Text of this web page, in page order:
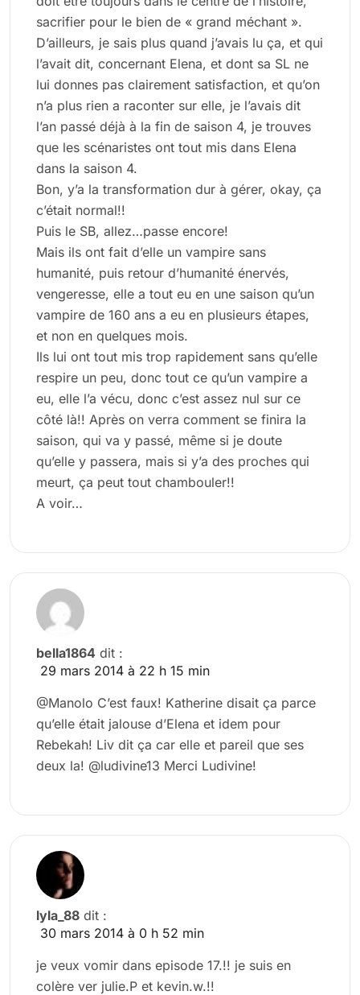
sacrifier pour le bien de « grand méchant ».
D’ailleurs, je sais plus quand j’avais lu ça, et qui
l’avait dit, concernant Elena, et dont sa SL ne
lui donnes pas clairement satisfaction, et qu’on
n’a plus rien a raconter sur elle, je l’avais dit
l’an passé déjà à la fin de saison 4, je trouves
que les scénaristes ont tout mis dans Elena
dans la saison 4.
Bon, y’a la transformation dur à gérer, okay, ça
c’était normal!!
Puis le SB, allez…passe encore!
Mais ils ont fait d’elle un vampire sans
humanité, puis retour d’humanité énervés,
vengeresse, elle a tout eu en une saison qu’un
vampire de 160 ans a eu en plusieurs étapes,
et non en quelques mois.
Ils lui ont tout mis trop rapidement sans qu’elle
respire un peu, donc tout ce qu’un vampire a
eu, elle l’a vécu, donc c’est assez nul sur ce
côté là!! Après on verra comment se finira la
saison, qui va y passé, même si je doute
qu’elle y passera, mais si y’a des proches qui
meurt, ça peut tout chambouler!!
A voir…
bella1864 dit :
29 mars 2014 à 22 h 15 min
@Manolo C’est faux! Katherine disait ça parce
qu’elle était jalouse d’Elena et idem pour
Rebekah! Liv dit ça car elle et pareil que ses
deux la! @ludivine13 Merci Ludivine!
lyla_88 dit :
30 mars 2014 à 0 h 52 min
je veux vomir dans episode 17.!! je suis en
colère ver julie.P et kevin.w.!!